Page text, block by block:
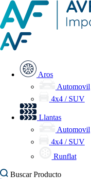
Aros
Automovil
4x4 / SUV
Llantas
Automovil
4x4 / SUV
Runflat
BuscarProducto